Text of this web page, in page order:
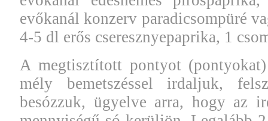
evőkanál konzerv paradicsompüré
4-5 dl erős cseresznyepaprika, 1
A megtisztított pontyot
mély bemetszéssel irdaljuk,
besózzuk, ügyelve arra, hogy az